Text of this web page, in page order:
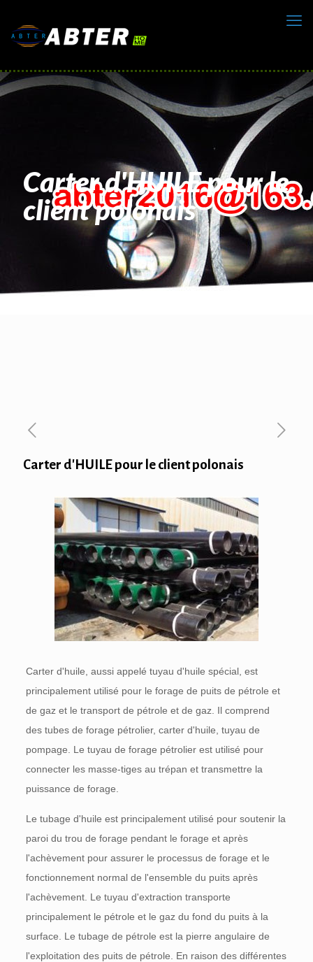
Carter d'HUILE pour le
client polonais
Carter d'HUILE pour le client polonais
Carter d'huile, aussi appelé tuyau d'huile spécial, est
principalement utilisé pour le forage de puits de pétrole et
de gaz et le transport de pétrole et de gaz. Il comprend
des tubes de forage pétrolier, carter d'huile, tuyau de
pompage. Le tuyau de forage pétrolier est utilisé pour
connecter les masse-tiges au trépan et transmettre la
puissance de forage.
Le tubage d'huile est principalement utilisé pour soutenir la
paroi du trou de forage pendant le forage et après
l'achèvement pour assurer le processus de forage et le
fonctionnement normal de l'ensemble du puits après
l'achèvement. Le tuyau d'extraction transporte
principalement le pétrole et le gaz du fond du puits à la
surface. Le tubage de pétrole est la pierre angulaire de
l'exploitation des puits de pétrole. En raison des différentes